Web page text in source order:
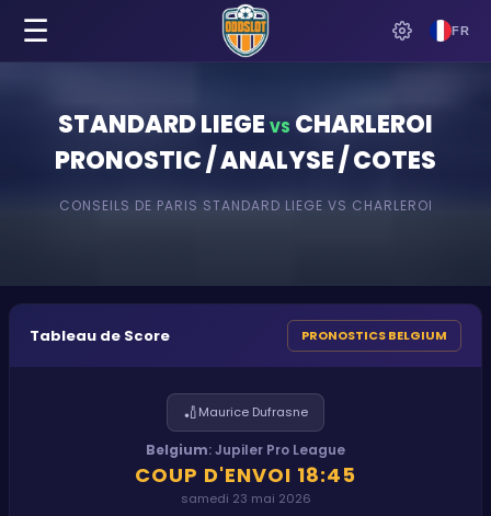
FR
☰
STANDARD LIEGE VS CHARLEROI
PRONOSTIC / ANALYSE / COTES
CONSEILS DE PARIS STANDARD LIEGE VS CHARLEROI
Tableau de Score PRONOSTICS BELGIUM
🏏Maurice Dufrasne
Belgium:Jupiler Pro League
COUP D'ENVOI 18:45
samedi 23 mai 2026